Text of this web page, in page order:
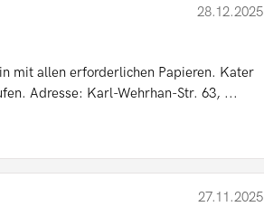
28.12.2025
mit allen erforderlichen Papieren. Kater
Adresse: Karl-Wehrhan-Str. 63, ...
27.11.2025